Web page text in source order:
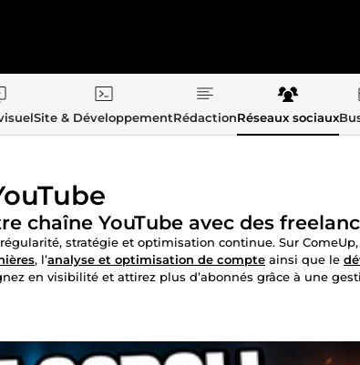
Site & DéveloppementRédactionRéseaux sociaux
chaîne YouTube avec des
stratégie et optimisation continue. Sur
, l’analyse et optimisation de compte ainsi que le
en visibilité et attirez plus d’abonnés grâce à une